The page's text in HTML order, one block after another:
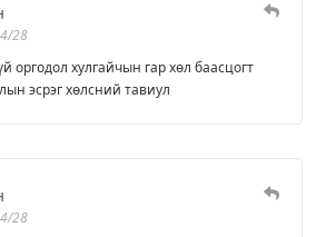
28
оргодол хулгайчын гар хөл баасцогт
эсрэг хөлсний тавиул
28